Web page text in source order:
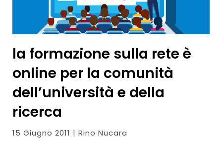
la formazione sulla rete è
online per la comunità
dell’università e della
ricerca
15 Giugno 2011 | Rino Nucara